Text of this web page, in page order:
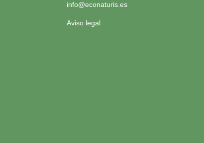
info@econaturis.es
Aviso legal